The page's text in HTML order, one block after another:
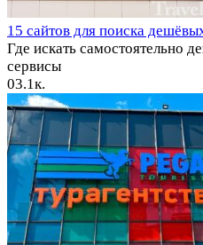
15 сайтов для поиска
Где искать самостоятельно
сервисы
03.1к.